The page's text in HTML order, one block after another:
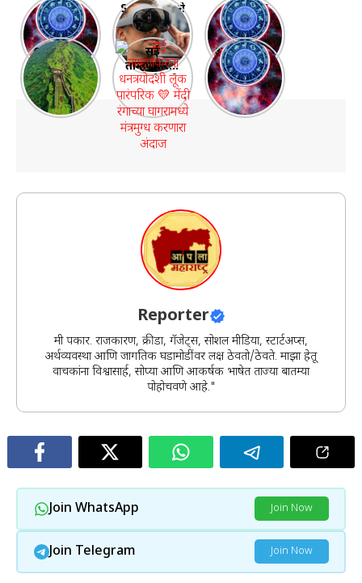
साप्ताहिक
राशिभविष्य
27 Oct – 2
Nov 2025:
पैसा, नोकरी,
फ्लॅट! तुमचं
नशीब काय
सांगतं?
Samsung ने
लॉन्च केला
जबरदस्त
Galaxy XR
हेडसेट
“20 ते 26
ऑक्टोबर
2025
साप्ताहिक
राशीभविष्य |
महालक्ष्मी
योगात
चमकणार ७
महाराष्ट्रातील
१० प्रसिद्ध
आणि सर्वात
मोठे किल्ले |
Top 10
सई
ताम्हणकरचा
धनत्रयोदशी
लूक पारंपरिक
💛 मेंदी
रंगाच्या
घागरामध्ये
मंत्रमुग्ध
आदित्य-मंगल
योग 2025:
भाग्याचा
आठवडा सुरू
Reporter
मी पत्रकार. राजकारण, क्रीडा, गॅजेट्स, सोशल मीडिया, स्टार्टअप्स,
अर्थव्यवस्था आणि जागतिक घडामोडींवर लक्ष ठेवतो/ठेवते. माझा हेतू
वाचकांना विश्वासार्ह, सोप्या आणि आकर्षक भाषेत ताज्या बातम्या
पोहोचवणे आहे."
Join WhatsApp Join Now
Join Telegram Join Now